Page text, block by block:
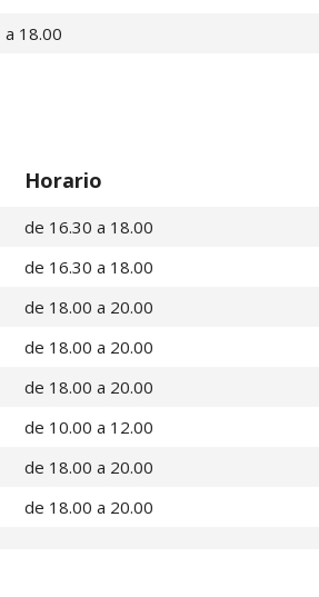
18.00
Horario
de 16.30 a 18.00
de 16.30 a 18.00
de 18.00 a 20.00
de 18.00 a 20.00
de 18.00 a 20.00
de 10.00 a 12.00
de 18.00 a 20.00
de 18.00 a 20.00